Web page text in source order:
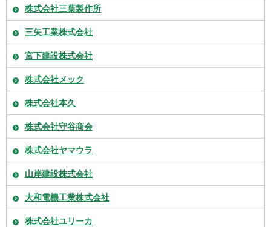
株式会社三葉製作所
三矢工業株式会社
宮下建設株式会社
株式会社メック
株式会社本久
株式会社守谷商会
株式会社ヤマウラ
山岸建設株式会社
大和電機工業株式会社
株式会社ユリーカ